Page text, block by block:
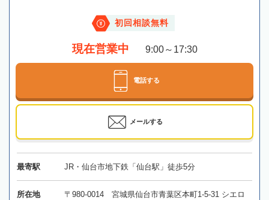
初回相談無料
現在営業中 9:00～17:30
電話する
メールする
最寄駅 JR・仙台市地下鉄「仙台駅」徒歩5分
所在地
〒980-0014 宮城県仙台市青葉区本町1-5-31 シエロ